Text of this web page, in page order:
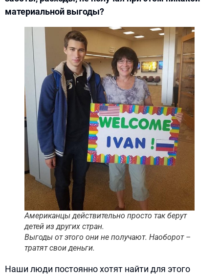
материальной выгоды?
Американцы действительно просто так берут
детей из других стран.
Выгоды от этого они не получают. Наоборот –
тратят свои деньги.
Наши люди постоянно хотят найти для этого